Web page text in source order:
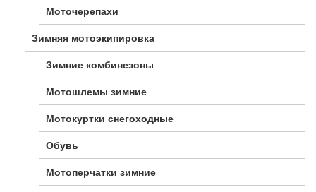
Моточерепахи
Зимняя мотоэкипировка
Зимние комбинезоны
Мотошлемы зимние
Мотокуртки снегоходные
Обувь
Мотоперчатки зимние